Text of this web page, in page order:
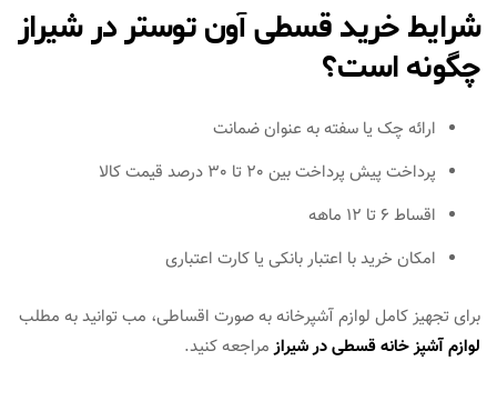
شرایط خرید قسطی آون توستر در شیراز
چگونه است؟
ارائه چک یا سفته به عنوان ضمانت
پرداخت پیش‌ پرداخت بین 20 تا 30 درصد قیمت کالا
اقساط 6 تا 12 ماهه
امکان خرید با اعتبار بانکی یا کارت اعتباری
برای تجهیز کامل لوازم آشپرخانه به صورت اقساطی، مب توانید به مطلب
لوازم آشپز خانه قسطی در شیرازمراجعه کنید.